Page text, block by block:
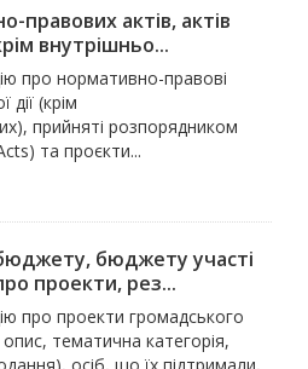
правових актів, актів
внутрішньо...
про нормативно-правові
дії (крім
прийняті розпорядником
та проєкти...
бюджету участі
проекти, рез...
про проекти громадського
тематична категорія,